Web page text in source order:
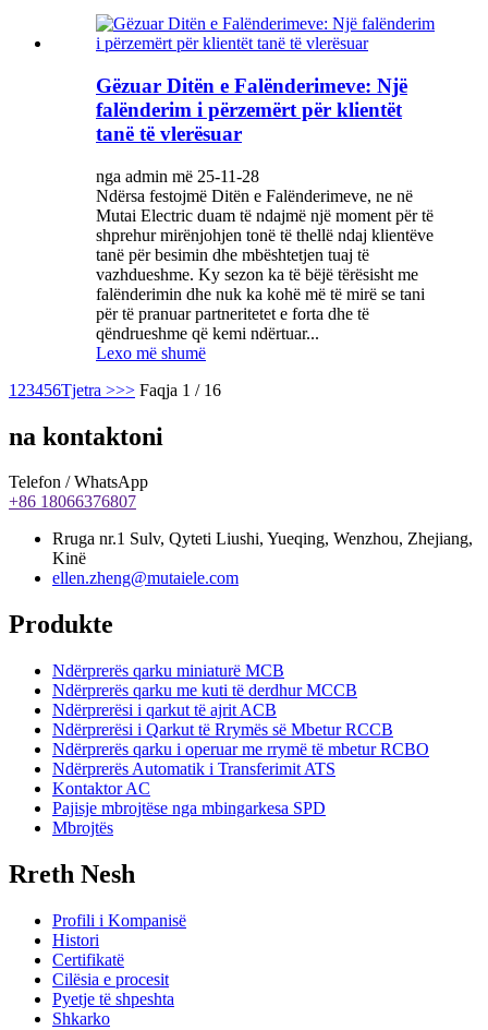
Gëzuar Ditën e Falënderimeve: Një
falënderim i përzemërt për klientët
tanë të vlerësuar
nga admin më 25-11-28
Ndërsa festojmë Ditën e Falënderimeve, ne në
Mutai Electric duam të ndajmë një moment për të
shprehur mirënjohjen tonë të thellë ndaj klientëve
tanë për besimin dhe mbështetjen tuaj të
vazhdueshme. Ky sezon ka të bëjë tërësisht me
falënderimin dhe nuk ka kohë më të mirë se tani
për të pranuar partneritetet e forta dhe të
qëndrueshme që kemi ndërtuar...
Lexo më shumë
1 23456Tjetra >>> Faqja 1 / 16
na kontaktoni
Telefon / WhatsApp
+86 18066376807
Rruga nr.1 Sulv, Qyteti Liushi, Yueqing, Wenzhou, Zhejiang,
Kinë
ellen.zheng@mutaiele.com
Produkte
Ndërprerës qarku miniaturë MCB
Ndërprerës qarku me kuti të derdhur MCCB
Ndërprerësi i qarkut të ajrit ACB
Ndërprerësi i Qarkut të Rrymës së Mbetur RCCB
Ndërprerës qarku i operuar me rrymë të mbetur RCBO
Ndërprerës Automatik i Transferimit ATS
Kontaktor AC
Pajisje mbrojtëse nga mbingarkesa SPD
Mbrojtës
Rreth Nesh
Profili i Kompanisë
Histori
Certifikatë
Cilësia e procesit
Pyetje të shpeshta
Shkarko